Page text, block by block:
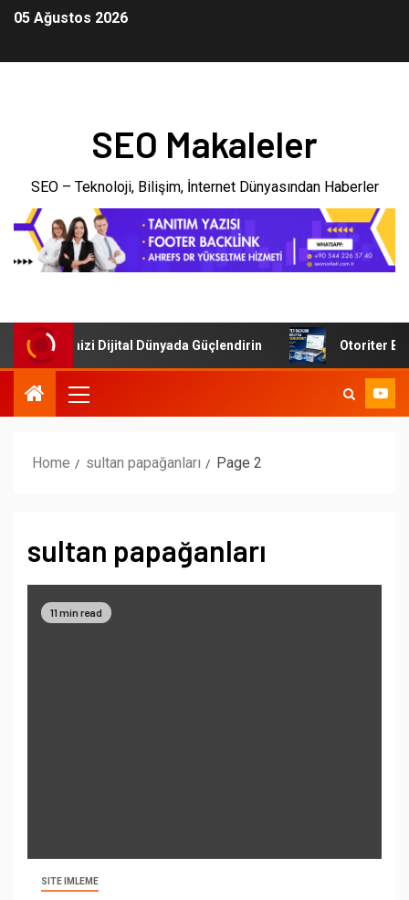
05 Ağustos 2026
SEO Makaleler
SEO – Teknoloji, Bilişim, İnternet Dünyasından Haberler
İşletmenizi Dijital Dünyada Güçlendirin Otoriter
Home sultan papağanları Page 2
sultan papağanları
11 min read
SITE IMLEME